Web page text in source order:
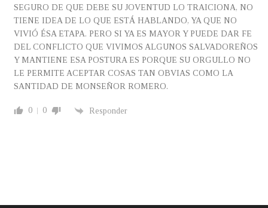
SEGURO DE QUE DEBE SU JOVENTUD LO TRAICIONA, NO
TIENE IDEA DE LO QUE ESTÁ HABLANDO, YA QUE NO
VIVIÓ ÉSA ETAPA. PERO SI YA ES MAYOR Y PUEDE DAR FE
DEL CONFLICTO QUE VIVIMOS ALGUNOS SALVADOREÑOS
Y MANTIENE ESA POSTURA ES PORQUE SU ORGULLO NO
LE PERMITE ACEPTAR COSAS TAN OBVIAS COMO LA
SANTIDAD DE MONSEÑOR ROMERO.
0 0 Responder